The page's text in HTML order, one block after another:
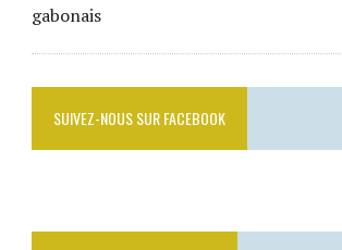
SUIVEZ-NOUS SUR FACEBOOK